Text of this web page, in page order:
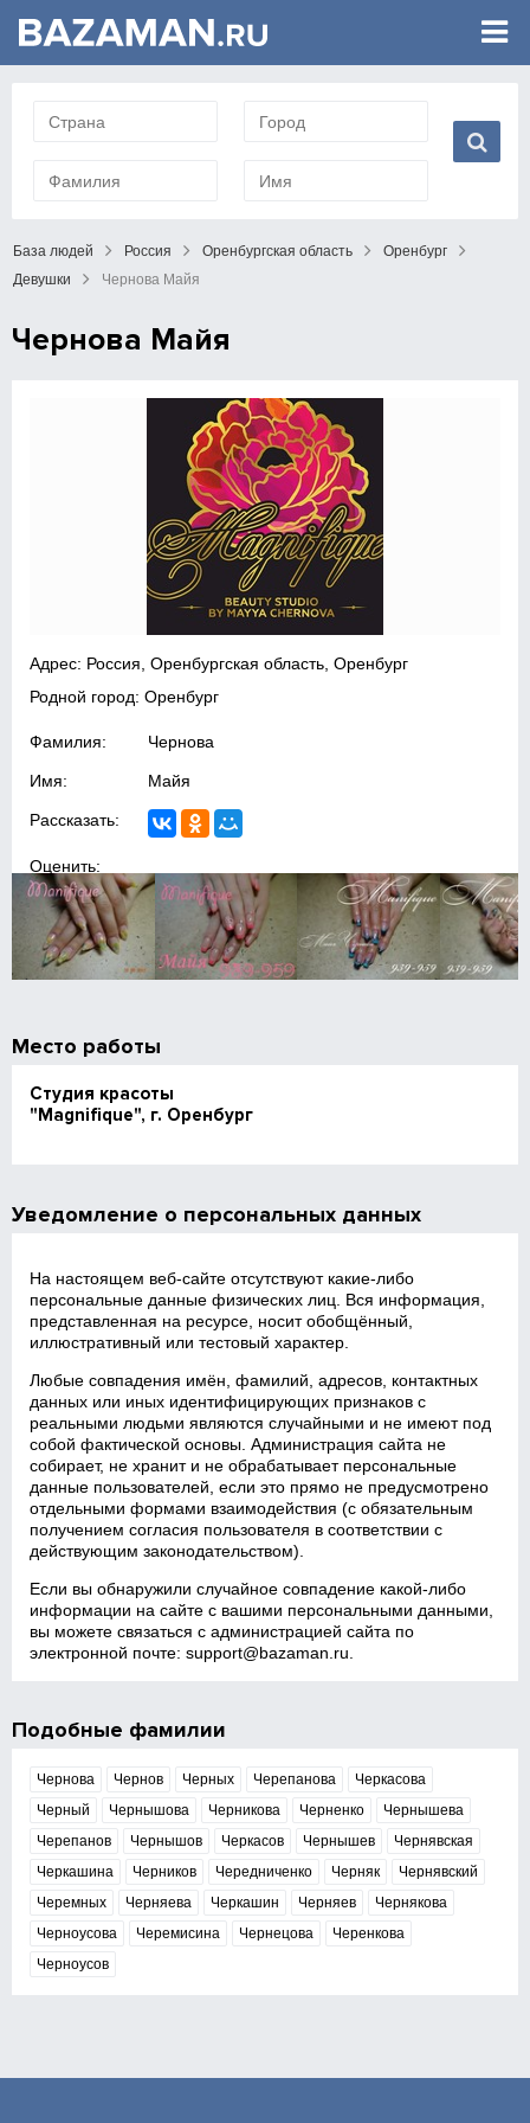
База людей Россия Оренбургская область
Оренбург
Девушки
Чернова Майя
Чернова Майя
Адрес: Россия, Оренбургская область, Оренбург
Родной город: Оренбург
Фамилия: Чернова
Имя: Майя
Рассказать:
Оценить:
Место работы
Студия красоты
"Magnifique", г. Оренбург
Уведомление о персональных данных
На настоящем веб‑сайте отсутствуют какие‑либо
персональные данные физических лиц. Вся информация,
представленная на ресурсе, носит обобщённый,
иллюстративный или тестовый характер.
Любые совпадения имён, фамилий, адресов, контактных
данных или иных идентифицирующих признаков с
реальными людьми являются случайными и не имеют под
собой фактической основы. Администрация сайта не
собирает, не хранит и не обрабатывает персональные
данные пользователей, если это прямо не предусмотрено
отдельными формами взаимодействия (с обязательным
получением согласия пользователя в соответствии с
действующим законодательством).
Если вы обнаружили случайное совпадение какой‑либо
информации на сайте с вашими персональными данными,
вы можете связаться с администрацией сайта по
электронной почте:support@bazaman.ru
Подобные фамилии
Чернова Чернов Черных Черепанова
Черкасова
Черный
Чернышова Черникова Черненко
Чернышева
Черепанов
Чернышов Черкасов Чернышев
Чернявская
Черкашина
Черников Чередниченко Черняк
Чернявский
Черемных
Черняева Черкашин Черняев
Чернякова
Черноусова
Черемисина Чернецова
Черенкова
Черноусов